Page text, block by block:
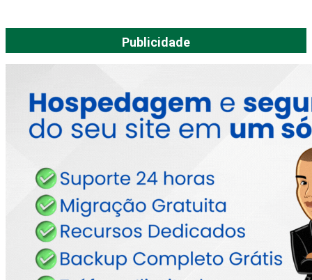
Publicidade